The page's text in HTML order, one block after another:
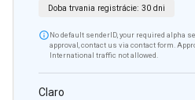
Doba trvania registrácie: 30 dni
No default senderID, your required alpha
approval, contact us via contact form.
International traffic not allowed.
Claro